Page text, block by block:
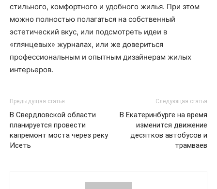
стильного, комфортного и удобного жилья. При этом
можно полностью полагаться на собственный
эстетический вкус, или подсмотреть идеи в
«глянцевых» журналах, или же довериться
профессиональным и опытным дизайнерам жилых
интерьеров.
Предыдущая статья
В Свердловской области
планируется провести
капремонт моста через реку
Исеть
Следующая статья
В Екатеринбурге на время
изменится движение
десятков автобусов и
трамваев